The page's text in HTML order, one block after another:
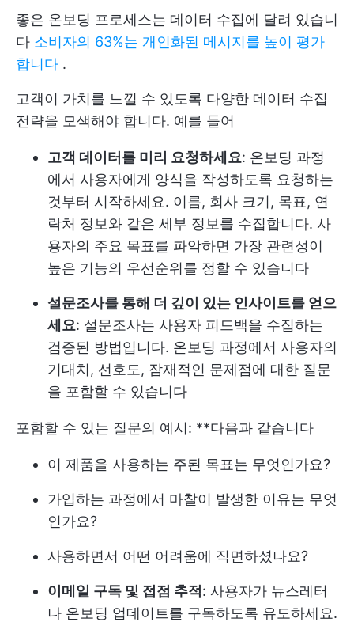
좋은 온보딩 프로세스는 데이터 수집에 달려 있습니
다 소비자의 63%는 개인화된 메시지를 높이 평가
합니다 .
고객이 가치를 느낄 수 있도록 다양한 데이터 수집
전략을 모색해야 합니다. 예를 들어
고객 데이터를 미리 요청하세요: 온보딩 과정
에서 사용자에게 양식을 작성하도록 요청하는
것부터 시작하세요. 이름, 회사 크기, 목표, 연
락처 정보와 같은 세부 정보를 수집합니다. 사
용자의 주요 목표를 파악하면 가장 관련성이
높은 기능의 우선순위를 정할 수 있습니다
설문조사를 통해 더 깊이 있는 인사이트를 얻으
세요: 설문조사는 사용자 피드백을 수집하는
검증된 방법입니다. 온보딩 과정에서 사용자의
기대치, 선호도, 잠재적인 문제점에 대한 질문
을 포함할 수 있습니다
포함할 수 있는 질문의 예시: **다음과 같습니다
이 제품을 사용하는 주된 목표는 무엇인가요?
가입하는 과정에서 마찰이 발생한 이유는 무엇
인가요?
사용하면서 어떤 어려움에 직면하셨나요?
이메일 구독 및 접점 추적: 사용자가 뉴스레터
나 온보딩 업데이트를 구독하도록 유도하세요.